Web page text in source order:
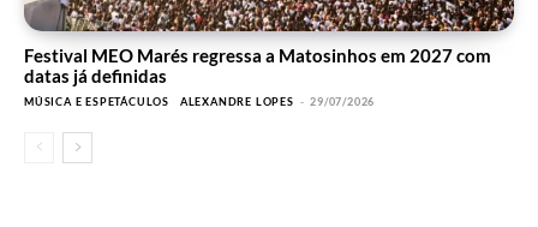
Festival MEO Marés regressa a Matosinhos em 2027 com
datas já definidas
MÚSICA E ESPETÁCULOS ALEXANDRE LOPES - 29/07/2026